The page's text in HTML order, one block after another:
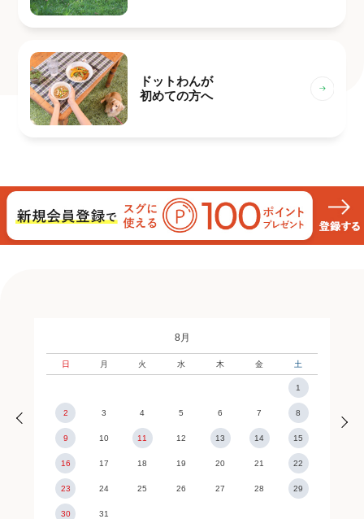
ドットわんが
初めての方へ
8月
日 月 火 水 木 金 土
1
2 3 4 5 6 7 8
9 10 11 12 13 14 15
16 17 18 19 20 21 22
23 24 25 26 27 28 29
30 31